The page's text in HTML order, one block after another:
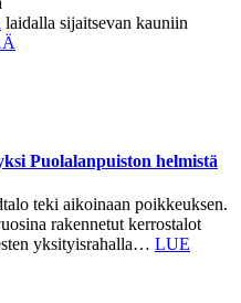
laidalla sijaitsevan kauniin
Puolalanpuiston helmistä
teki aikoinaan poikkeuksen.
rakennetut kerrostalot
yksityisrahalla… LUE